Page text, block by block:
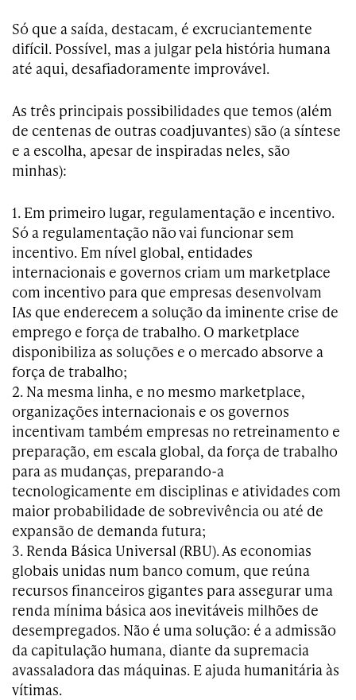
Só que a saída, destacam, é excruciantemente
difícil. Possível, mas a julgar pela história humana
até aqui, desafiadoramente improvável.
As três principais possibilidades que temos (além
de centenas de outras coadjuvantes) são (a síntese
e a escolha, apesar de inspiradas neles, são
minhas):
1. Em primeiro lugar, regulamentação e incentivo.
Só a regulamentação não vai funcionar sem
incentivo. Em nível global, entidades
internacionais e governos criam um marketplace
com incentivo para que empresas desenvolvam
IAs que enderecem a solução da iminente crise de
emprego e força de trabalho. O marketplace
disponibiliza as soluções e o mercado absorve a
força de trabalho;
2. Na mesma linha, e no mesmo marketplace,
organizações internacionais e os governos
incentivam também empresas no retreinamento e
preparação, em escala global, da força de trabalho
para as mudanças, preparando-a
tecnologicamente em disciplinas e atividades com
maior probabilidade de sobrevivência ou até de
expansão de demanda futura;
3. Renda Básica Universal (RBU). As economias
globais unidas num banco comum, que reúna
recursos financeiros gigantes para assegurar uma
renda mínima básica aos inevitáveis milhões de
desempregados. Não é uma solução: é a admissão
da capitulação humana, diante da supremacia
avassaladora das máquinas. E ajuda humanitária às
vítimas.